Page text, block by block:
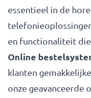
essentieel in de
en functionaliteit
Online
klanten
onze geavanceerde